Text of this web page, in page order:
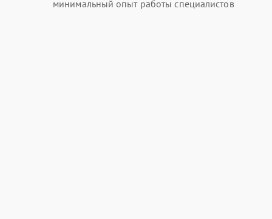
минимальный опыт работы специалистов